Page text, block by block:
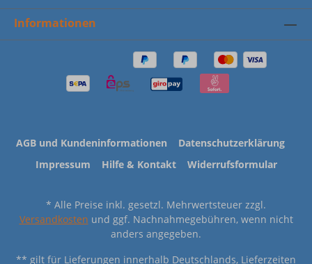
Informationen
AGB und Kundeninformationen
Datenschutzerklärung
Impressum
Hilfe & Kontakt Widerrufsformular
* Alle Preise inkl. gesetzl. Mehrwertsteuer zzgl.
Versandkosten und ggf. Nachnahmegebühren, wenn nicht
anders angegeben.
** gilt für Lieferungen innerhalb Deutschlands, Lieferzeiten